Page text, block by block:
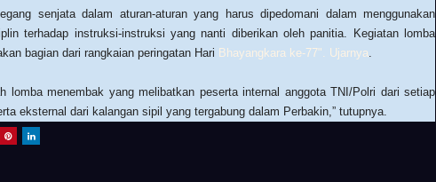
senjata dalam aturan-aturan yang harus dipedomani dalam menggunakan
terhadap instruksi-instruksi yang nanti diberikan oleh panitia. Kegiatan lomba
bagian dari rangkaian peringatan Hari Bhayangkara ke-77". Ujarnya
lomba menembak yang melibatkan peserta internal anggota TNI/Polri dari setiap
eksternal dari kalangan sipil yang tergabung dalam Perbakin,” tutupnya.